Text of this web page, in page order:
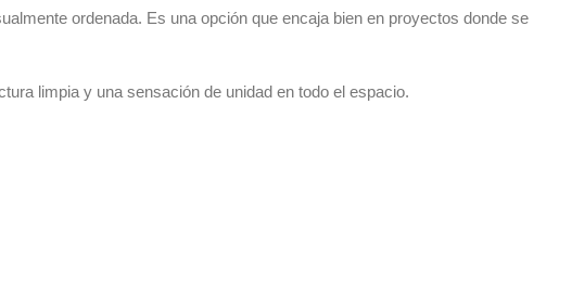
ordenada. Es una opción que encaja bien en proyectos donde se
limpia y una sensación de unidad en todo el espacio.